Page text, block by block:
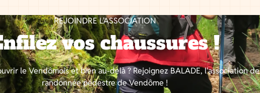
REJOINDRE L’ASSOCIATION
vos chaussures !
le Vendômois et bien au-delà ? Rejoignez BALADE, l'association de
randonnée pédestre de Vendôme !